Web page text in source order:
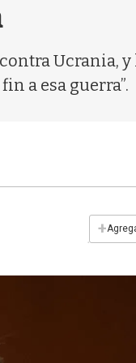
Ucrania,
a esa guerra”.
+